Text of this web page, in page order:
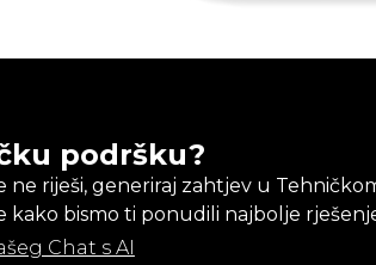
podršku?
ne riješi, generiraj zahtjev u
bismo ti ponudili najbolje
Chat s AI